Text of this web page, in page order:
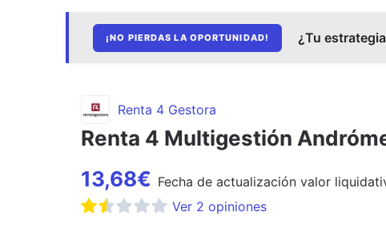
¡NO PIERDAS LA OPORTUNIDAD! ¿Tu
Renta 4 Gestora
Renta 4 Multigestión
13,68€ Fecha de actualización valor
Ver 2 opiniones